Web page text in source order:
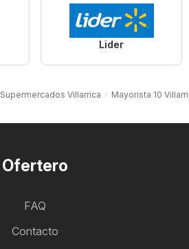
Lider
Supermercados Villarrica Mayorista 10
Ofertero
FAQ
Contacto